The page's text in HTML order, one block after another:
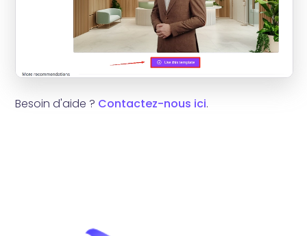
Besoin d'aide ? Contactez-nous ici.